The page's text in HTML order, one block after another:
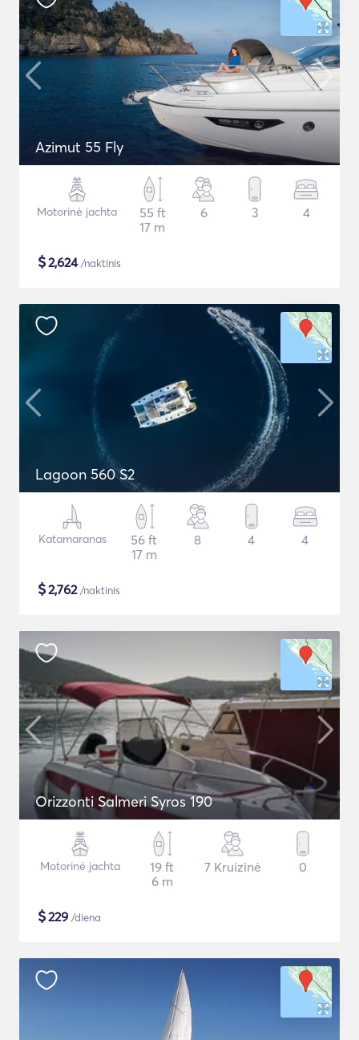
Azimut 55 Fly
Motorinė jachta
55 ft
17 m
6 3 4
$2,624/naktinis
Lagoon 560 S2
Katamaranas
56 ft
17 m
8 4 4
$2,762/naktinis
Orizzonti Salmeri Syros 190
Motorinė jachta
19 ft
6 m
7 Kruizinė 0
$229 /diena